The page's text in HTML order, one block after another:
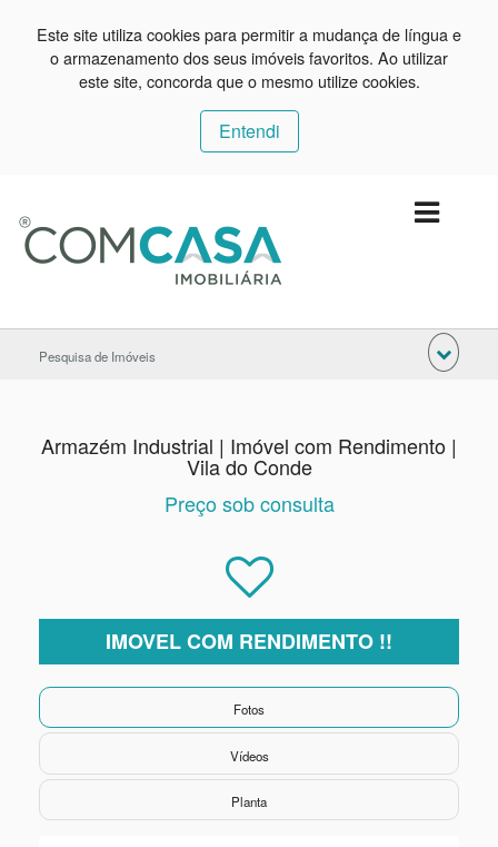
Este site utiliza cookies para permitir a mudança de língua e
o armazenamento dos seus imóveis favoritos. Ao utilizar
este site, concorda que o mesmo utilize cookies.
Entendi
Pesquisa de Imóveis
Armazém Industrial | Imóvel com Rendimento |
Vila do Conde
Preço sob consulta
IMOVEL COM RENDIMENTO !!
Fotos
Vídeos
Planta